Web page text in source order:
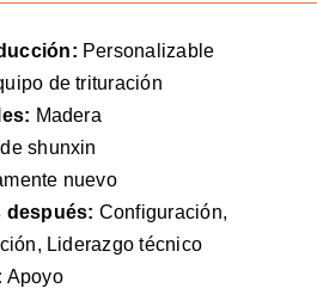
Personalizable
de trituración
Madera
shunxin
nuevo
después: Configuración,
Liderazgo técnico
Apoyo